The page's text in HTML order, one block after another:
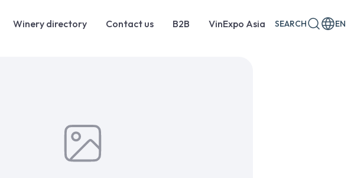
Winery directory Contact us B2B VinExpo Asia SEARCH EN